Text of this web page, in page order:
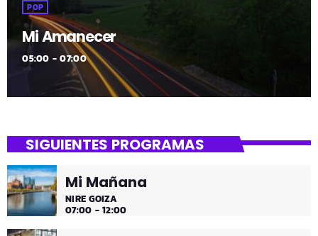
POP
Mi Amanecer
05:00 - 07:00
SIGUIENTES PROGRAMAS
Mi Mañana
NIRE GOIZA
07:00 - 12:00